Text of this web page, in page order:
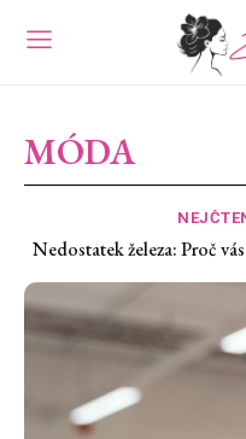
MÓDA
Perseidy 2026: Nejtmavší